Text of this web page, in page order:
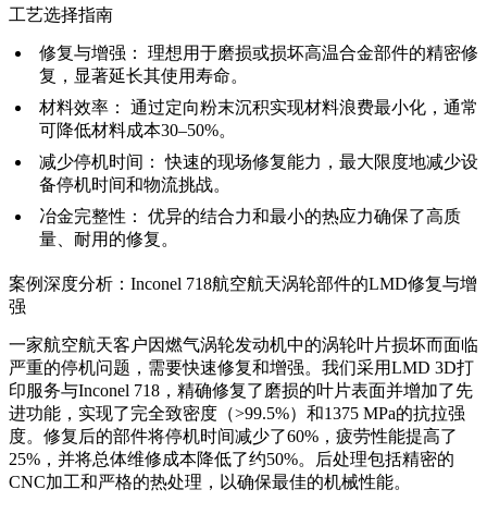
工艺选择指南
修复与增强：
理想用于磨损或损坏高温合金部件的精密修
复，显著延长其使用寿命。
材料效率：
通过定向粉末沉积实现材料浪费最小化，通常
可降低材料成本30–50%。
减少停机时间： 快速的现场修复能力，最大限度地减少设
备停机时间和物流挑战。
冶金完整性：
优异的结合力和最小的热应力确保了高质
量、耐用的修复。
案例深度分析：Inconel 718航空航天涡轮部件的LMD修复与增
强
一家航空航天客户因燃气涡轮发动机中的涡轮叶片损坏而面临
严重的停机问题，需要快速修复和增强。我们采用LMD 3D打
印服务与Inconel 718，精确修复了磨损的叶片表面并增加了先
进功能，实现了完全致密度（>99.5%）和1375 MPa的抗拉强
度。修复后的部件将停机时间减少了60%，疲劳性能提高了
25%，并将总体维修成本降低了约50%。后处理包括精密的
CNC加工和严格的热处理 ，以确保最佳的机械性能。